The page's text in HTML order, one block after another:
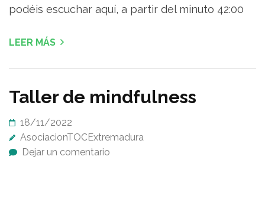
podéis escuchar aquí, a partir del minuto 42:00
LEER MÁS
Taller de mindfulness
18/11/2022
AsociacionTOCExtremadura
Dejar un comentario